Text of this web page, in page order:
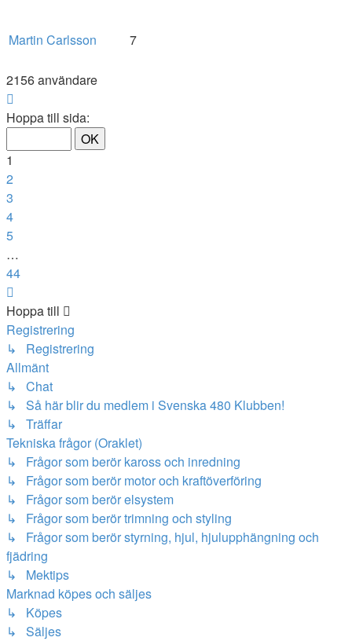
Martin Carlsson 7
2156 användare
1
44
Hoppa till sida:
1
2
3
4
5
…
44
Hoppa till
Registrering
↳ Registrering
Allmänt
↳ Chat
↳ Så här blir du medlem i Svenska 480 Klubben!
↳ Träffar
Tekniska frågor (Oraklet)
↳ Frågor som berör kaross och inredning
↳ Frågor som berör motor och kraftöverföring
↳ Frågor som berör elsystem
↳ Frågor som berör trimning och styling
↳ Frågor som berör styrning, hjul, hjulupphängning och
fjädring
↳ Mektips
Marknad köpes och säljes
↳ Köpes
↳ Säljes